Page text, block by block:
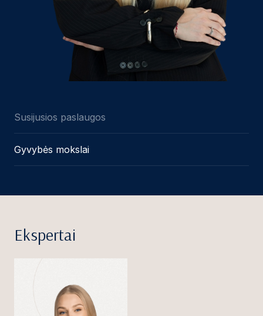
Susijusios paslaugos
Gyvybės mokslai
Ekspertai